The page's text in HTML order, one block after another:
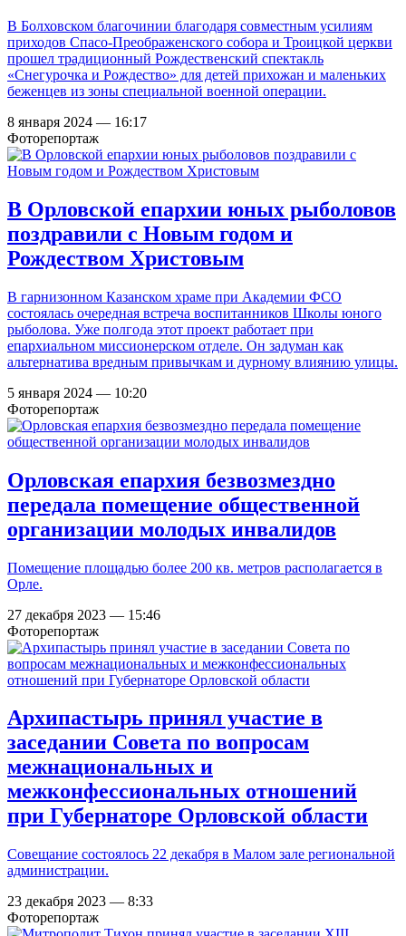
В Болховском благочинии благодаря совместным усилиям
приходов Спасо-Преображенского собора и Троицкой церкви
прошел традиционный Рождественский спектакль
«Снегурочка и Рождество» для детей прихожан и маленьких
беженцев из зоны специальной военной операции.
8 января 2024 — 16:17
Фоторепортаж
В Орловской епархии юных рыболовов
поздравили с Новым годом и
Рождеством Христовым
В гарнизонном Казанском храме при Академии ФСО
состоялась очередная встреча воспитанников Школы юного
рыболова. Уже полгода этот проект работает при
епархиальном миссионерском отделе. Он задуман как
альтернатива вредным привычкам и дурному влиянию улицы.
5 января 2024 — 10:20
Фоторепортаж
Орловская епархия безвозмездно
передала помещение общественной
организации молодых инвалидов
Помещение площадью более 200 кв. метров располагается в
Орле.
27 декабря 2023 — 15:46
Фоторепортаж
Архипастырь принял участие в
заседании Совета по вопросам
межнациональных и
межконфессиональных отношений
при Губернаторе Орловской области
Совещание состоялось 22 декабря в Малом зале региональной
администрации.
23 декабря 2023 — 8:33
Фоторепортаж